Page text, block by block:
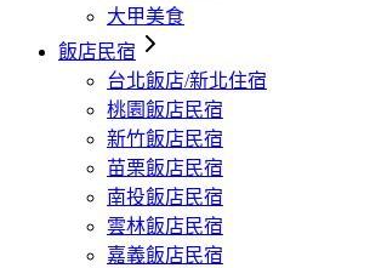
大甲美食
飯店民宿
台北飯店/新北住宿
桃園飯店民宿
新竹飯店民宿
苗栗飯店民宿
南投飯店民宿
雲林飯店民宿
嘉義飯店民宿